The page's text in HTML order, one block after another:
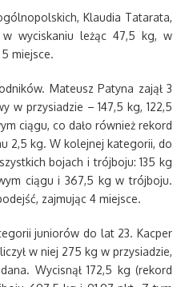
Klaudia Tatarata,
wyciskaniu leżąc 47,5 kg, w
miejsce.
Mateusz Patyna zajął 3
w przysiadzie – 147,5 kg, 122,5
ciągu, co dało również rekord
2,5 kg. W kolejnej kategorii, do
bojach i trójboju: 135 kg
ciągu i 367,5 kg w trójboju.
zajmując 4 miejsce.
juniorów do lat 23. Kacper
w niej 275 kg w przysiadzie,
Wycisnął 172,5 kg (rekord